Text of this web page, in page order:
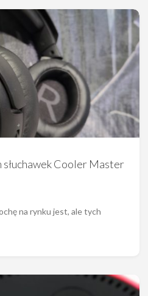
słuchawek Cooler Master
na rynku jest, ale tych